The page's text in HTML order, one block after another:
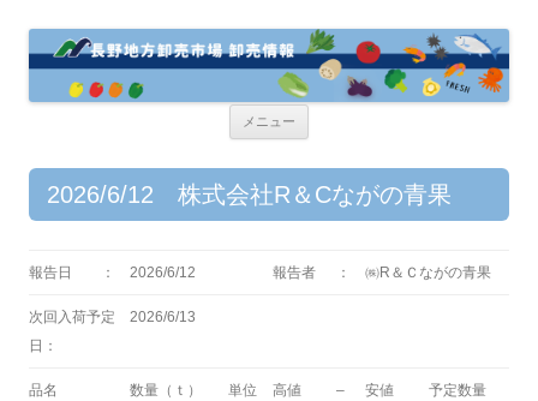
メニュー
ン
へ
プ
2026/6/12 株式会社R＆Cながの青果
報告日 ： 2026/6/12 報告者 ： ㈱R＆Ｃながの青果
次回入荷予定
日：
2026/6/13
品名 数量（ｔ） 単位 高値 – 安値
予定数量